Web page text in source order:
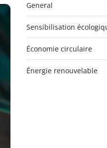
General
Sensibilisation
Économie circulaire
Énergie renouvelable